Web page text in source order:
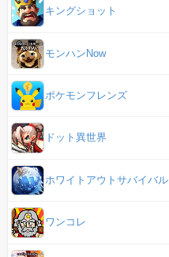
キングショット
モンハンNow
ポケモンフレンズ
ドット異世界
ホワイトアウトサバイバル
ワンコレ